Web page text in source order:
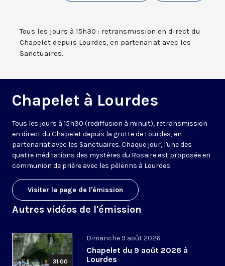
Tous les jours à 15h30 : retransmission en direct du
Chapelet depuis Lourdes, en partenariat avec les
Sanctuaires.
Chapelet à Lourdes
Tous les jours à 15h30 (rediffusion à minuit), retransmission
en direct du Chapelet depuis la grotte de Lourdes, en
partenariat avec les Sanctuaires. Chaque jour, l'une des
quatre méditations des mystères du Rosaire est proposée en
communion de prière avec les pèlerins à Lourdes.
Visiter la page de l'émission
Autres vidéos de l'émission
31:00
Dimanche 9 août 2026
Chapelet du 9 août 2026 à
Lourdes